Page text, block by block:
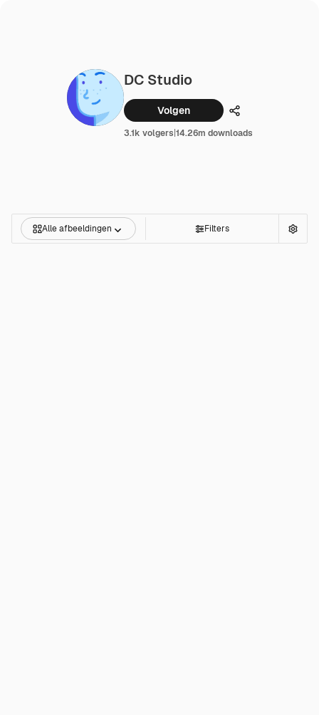
DC Studio
Volgen Delen
3.1k volgers|14.26m downloads
Alle afbeeldingen Filters